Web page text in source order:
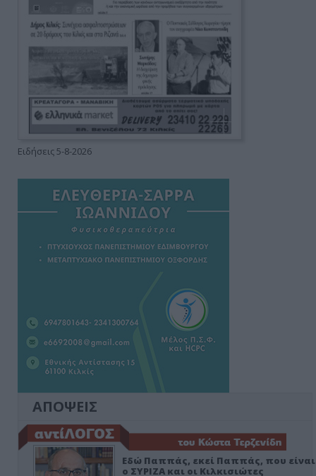
Ειδήσεις 5-8-2026
ΑΠΟΨΕΙΣ
Εδώ Παππάς, εκεί Παππάς, που είναι
ο ΣΥΡΙΖΑ και οι Κιλκισιώτες